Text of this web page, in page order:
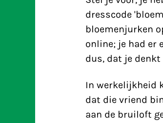
dresscode
bloemenjurken
online; je had er
dus, dat je
In werkelijkheid
dat die vriend
aan de bruiloft